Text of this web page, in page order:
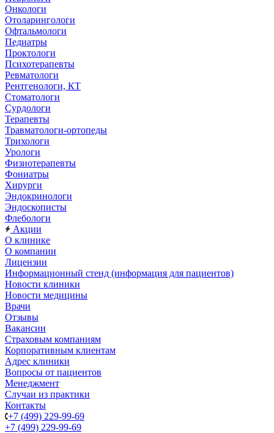
Онкологи
Отоларингологи
Офтальмологи
Педиатры
Проктологи
Психотерапевты
Ревматологи
Рентгенологи, КТ
Стоматологи
Сурдологи
Терапевты
Травматологи-ортопеды
Трихологи
Урологи
Физиотерапевты
Фониатры
Хирурги
Эндокринологи
Эндоскописты
Флебологи
Акции
О клинике
О компании
Лицензии
Информационный стенд (информация для пациентов)
Новости клиники
Новости медицины
Врачи
Отзывы
Вакансии
Страховым компаниям
Корпоративным клиентам
Адрес клиники
Вопросы от пациентов
Менеджмент
Случаи из практики
Контакты
+7 (499) 229-99-69
+7 (499) 229-99-69